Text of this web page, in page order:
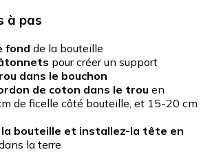
à pas
fond de la bouteille
pour créer un support
dans le bouchon
de coton dans le trou en
de ficelle côté bouteille, et 15-20 cm
la bouteille et installez-la tête en
la terre